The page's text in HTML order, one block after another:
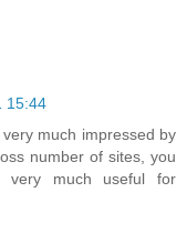
15:44
much impressed by
number of sites, you
very much useful for